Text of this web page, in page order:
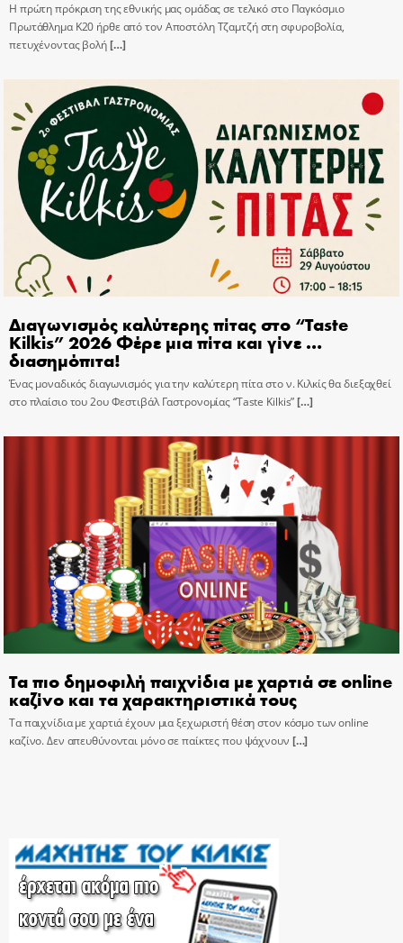
Η πρώτη πρόκριση της εθνικής μας ομάδας σε τελικό στο Παγκόσμιο
Πρωτάθλημα Κ20 ήρθε από τον Αποστόλη Τζαμτζή στη σφυροβολία,
πετυχένοντας βολή[…]
Διαγωνισμός καλύτερης πίτας στο “Taste
Kilkis” 2026 Φέρε μια πίτα και γίνε …
διασημόπιτα!
Ένας μοναδικός διαγωνισμός για την καλύτερη πίτα στο ν. Κιλκίς θα διεξαχθεί
στο πλαίσιο του 2ου Φεστιβάλ Γαστρονομίας “Taste Kilkis”[…]
Τα πιο δημοφιλή παιχνίδια με χαρτιά σε online
καζίνο και τα χαρακτηριστικά τους
Τα παιχνίδια με χαρτιά έχουν μια ξεχωριστή θέση στον κόσμο των online
καζίνο. Δεν απευθύνονται μόνο σε παίκτες που ψάχνουν […]